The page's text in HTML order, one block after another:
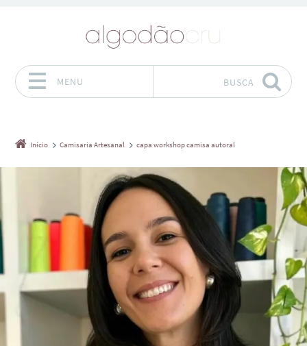
MENU BUSCA
Início Camisaria Artesanal capa workshop camisa autoral